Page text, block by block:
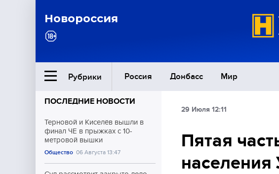
Новороссия
Рубрики Россия Донбасс Мир
Ближний Восток
Общество
ПОСЛЕДНИЕ НОВОСТИ
Терновой и Киселёв вышли в
финал ЧЕ в прыжках с 10-
метровой вышки
Общество 06 Августа 13:47
29 Июля 12:11
Пятая